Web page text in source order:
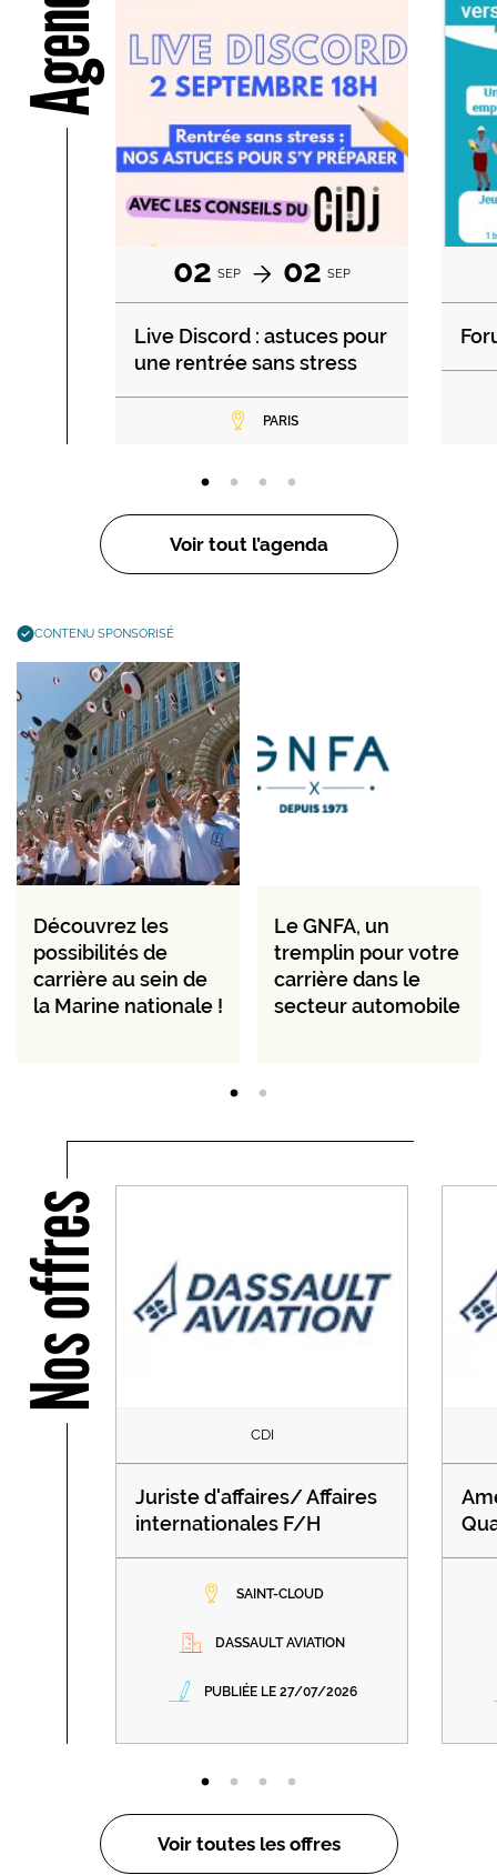
Agenda
02 SEP 02 SEP
Live Discord : astuces pour
une rentrée sans stress
PARIS
Voir tout l’agenda
CONTENU SPONSORISÉ
Découvrez les
possibilités de
carrière au sein de
la Marine nationale !
Le GNFA, un
tremplin pour votre
carrière dans le
secteur automobile
Nos offres
CDI
Juriste d'affaires/ Affaires
internationales F/H
SAINT-CLOUD
DASSAULT AVIATION
PUBLIÉE LE 27/07/2026
Voir toutes les offres